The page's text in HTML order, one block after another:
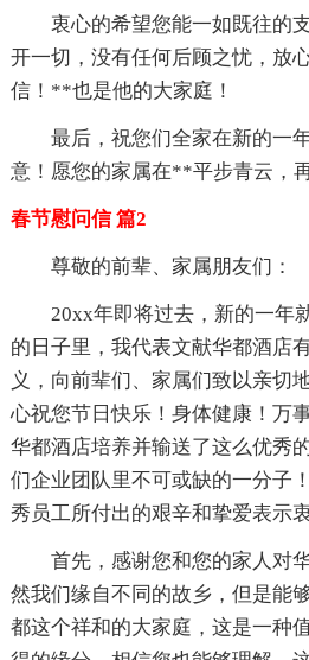
衷心的希望您能一如既往的
开一切，没有任何后顾之忧，放
信！**也是他的大家庭！
最后，祝您们全家在新的一
意！愿您的家属在**平步青云，
春节慰问信 篇2
尊敬的前辈、家属朋友们：
20xx年即将过去，新的一年
的日子里，我代表文献华都酒店
义，向前辈们、家属们致以亲切
心祝您节日快乐！身体健康！万
华都酒店培养并输送了这么优秀
们企业团队里不可或缺的一分子
秀员工所付出的艰辛和挚爱表示
首先，感谢您和您的家人对
然我们缘自不同的故乡，但是能
都这个祥和的大家庭，这是一种